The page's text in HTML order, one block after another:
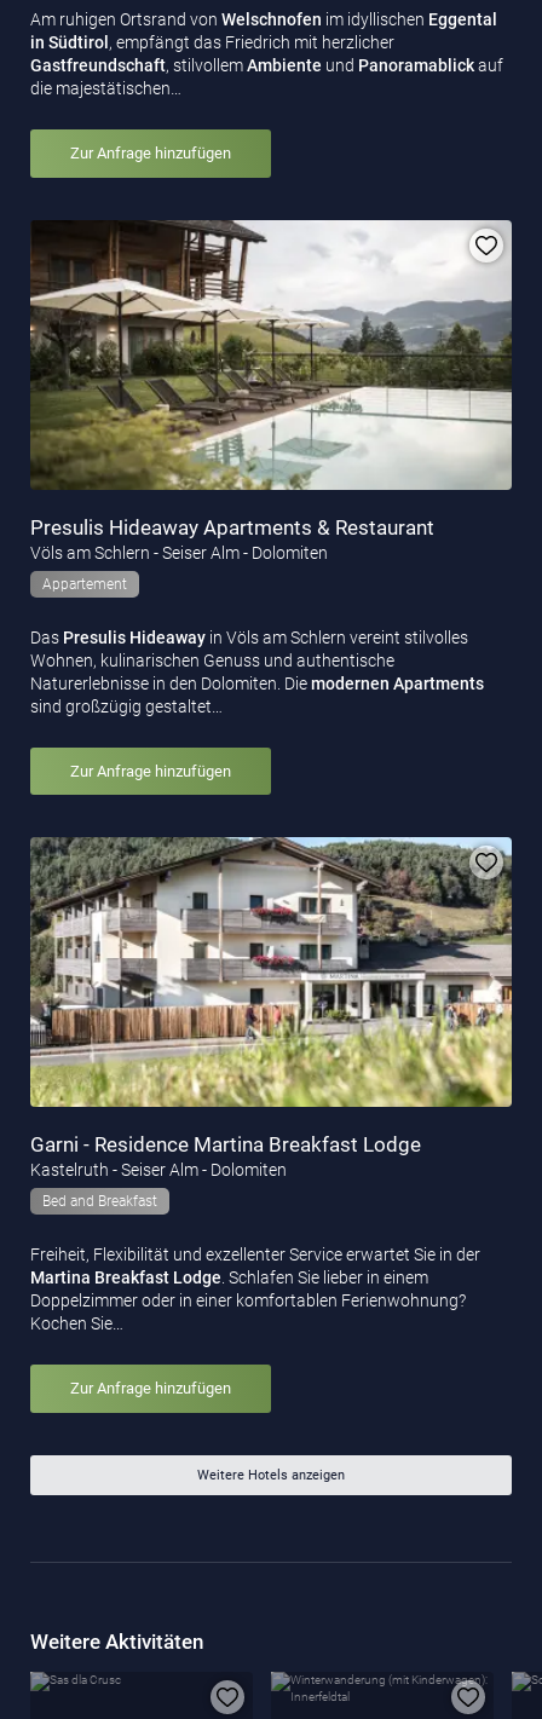
Am ruhigen Ortsrand von Welschnofen im idyllischen Eggental
in Südtirol , empfängt das Friedrich mit herzlicher
Gastfreundschaft, stilvollemAmbiente und Panoramablickauf
die majestätischen…
Zur Anfrage hinzufügen
Presulis Hideaway Apartments & Restaurant
Völs am Schlern - Seiser Alm - Dolomiten
Appartement
Das Presulis Hideaway in Völs am Schlern vereint stilvolles
Wohnen, kulinarischen Genuss und authentische
Naturerlebnisse in den Dolomiten. Diemodernen Apartments
sind großzügig gestaltet…
Zur Anfrage hinzufügen
Garni - Residence Martina Breakfast Lodge
Kastelruth - Seiser Alm - Dolomiten
Bed and Breakfast
Freiheit, Flexibilität und exzellenter Service erwartet Sie in der
Martina Breakfast Lodge. Schlafen Sie lieber in einem
Doppelzimmer oder in einer komfortablen Ferienwohnung?
Kochen Sie…
Zur Anfrage hinzufügen
Weitere Hotels anzeigen
Weitere Aktivitäten